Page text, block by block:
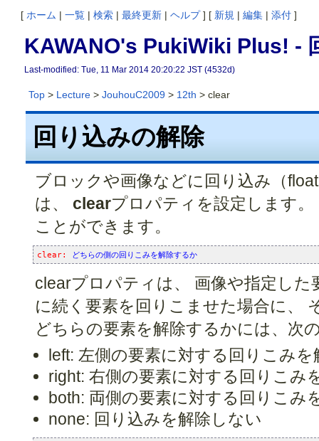
[ ホーム | 一覧 | 検索 | 最終更新 | ヘルプ] [ 新規 | 編集 | 添付 ]
KAWANO's PukiWiki Plus! -
Last-modified: Tue, 11 Mar 2014 20:20:22 JST (4532d)
Top> Lecture> JouhouC2009> 12th > clear
回り込みの解除
ブロックや画像などに回り込み（
は、 clearプロパティを設定します
ことができます。
clear: どちらの側の回りこみを解除するか
clearプロパティは、 画像や指定した
に続く要素を回りこませた場合に、
どちらの要素を解除するかには、次
left: 左側の要素に対する回りこみを
right: 右側の要素に対する回りこみ
both: 両側の要素に対する回りこみ
none: 回り込みを解除しない